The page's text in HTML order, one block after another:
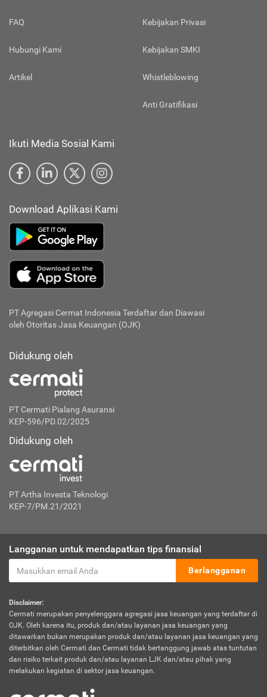
FAQ
Hubungi Kami
Artikel
Kebijakan Privasi
Kebijakan SMKI
Whistleblowing
Anti Gratifikasi
Ikuti Media Sosial Kami
Download Aplikasi Kami
PT Agregasi Cermat Indonesia Terdaftar dan Diawasi
oleh Otoritas Jasa Keuangan (OJK)
Didukung oleh
PT Cermati Pialang Asuransi
KEP-596/PD.02/2025
Didukung oleh
PT Artha Investa Teknologi
KEP-7/PM.21/2021
Langganan untuk mendapatkan tips finansial
Berlangganan
Disclaimer:
Cermati merupakan penyelenggara agregasi jasa keuangan yang terdaftar di
OJK. Oleh karena itu, produk dan/atau layanan jasa keuangan yang
ditawarkan bukan merupakan produk dan/atau layanan jasa keuangan yang
diterbitkan oleh Cermati dan Cermati tidak bertanggung jawab atas tuntutan
dan risiko terkait produk dan/atau layanan LJK dan/atau pihak yang
melakukan kegiatan di sektor jasa keuangan.